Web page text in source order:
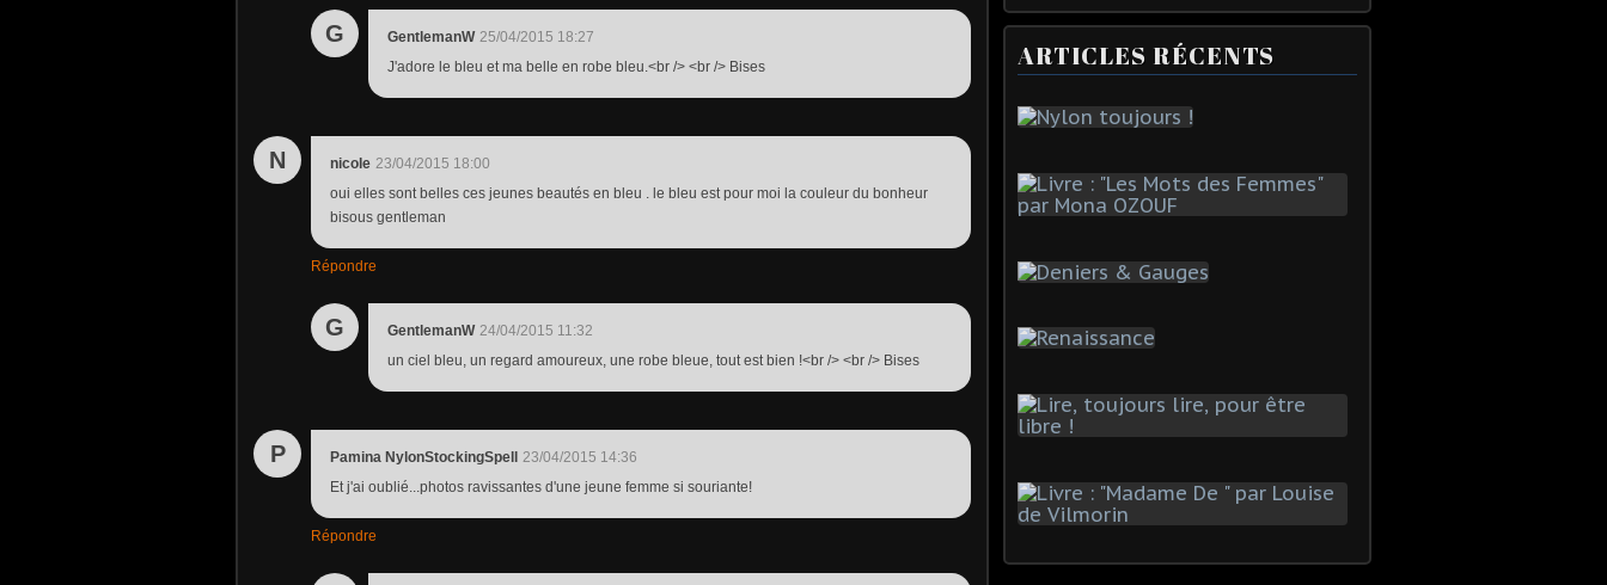
G GentlemanW 25/04/2015 18:27
J'adore le bleu et ma belle en robe bleu.<br /> <br /> Bises
N nicole 23/04/2015 18:00
oui elles sont belles ces jeunes beautés en bleu . le bleu est pour moi la couleur du bonheur
bisous gentleman
Répondre
G GentlemanW 24/04/2015 11:32
un ciel bleu, un regard amoureux, une robe bleue, tout est bien !<br /> <br /> Bises
P Pamina NylonStockingSpell 23/04/2015 14:36
Et j'ai oublié...photos ravissantes d'une jeune femme si souriante!
Répondre
ARTICLES RÉCENTS